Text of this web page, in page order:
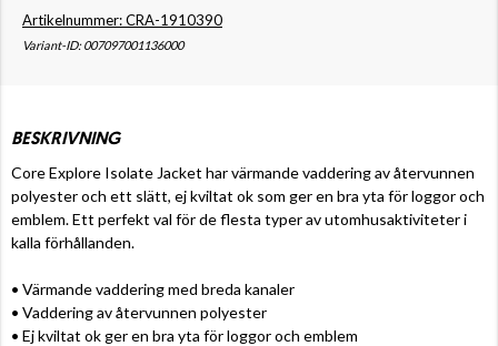
Artikelnummer: CRA-1910390
Variant-ID: 007097001136000
BESKRIVNING
Core Explore Isolate Jacket har värmande vaddering av återvunnen
polyester och ett slätt, ej kviltat ok som ger en bra yta för loggor och
emblem. Ett perfekt val för de flesta typer av utomhusaktiviteter i
kalla förhållanden.
• Värmande vaddering med breda kanaler
• Vaddering av återvunnen polyester
• Ej kviltat ok ger en bra yta för loggor och emblem